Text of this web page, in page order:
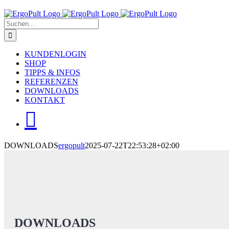
Skip
to
content
Suche
nach:
KUNDENLOGIN
SHOP
TIPPS & INFOS
REFERENZEN
DOWNLOADS
KONTAKT
DOWNLOADSergopult2025-07-22T22:53:28+02:00
DOWNLOADS